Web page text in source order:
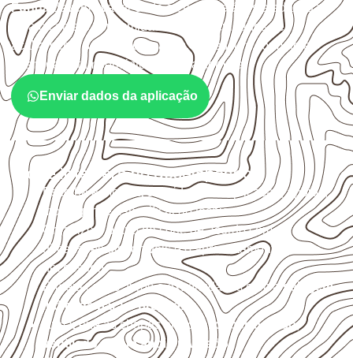
Funda
devem avaliar onde a chapa será instalada, qual
será o contato com umidade e quais cuidados de
acabamento serão necessários. Espessura, formato e
quantidade também interferem na compra.
Enviar dados da aplicação
O que interfere no desempenho
Escolha a medida considerando aplicação, apoios,
montagem e especificação técnica.
Organize o plano de corte de acordo com as
dimensões disponíveis e o aproveitamento
necessário.
Proteja cortes, furos e extremidades com aselagem
indicada para o projeto.
Armazene as chapas em local coberto, seco,
ventilado e com apoio nivelado.